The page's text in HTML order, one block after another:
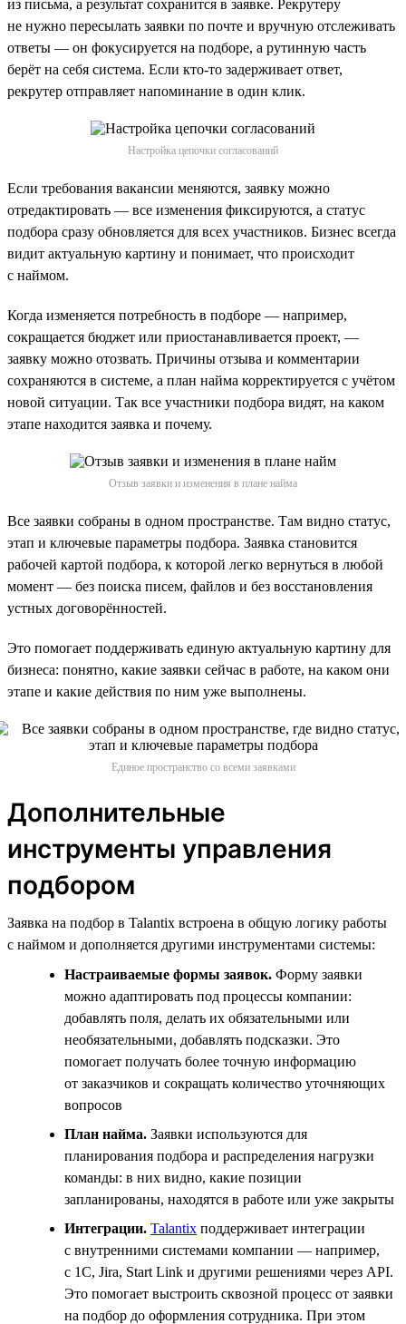
из письма, а результат сохранится в заявке. Рекрутеру
не нужно пересылать заявки по почте и вручную отслеживать
ответы — он фокусируется на подборе, а рутинную часть
берёт на себя система. Если кто-то задерживает ответ,
рекрутер отправляет напоминание в один клик.
Настройка цепочки согласований
Если требования вакансии меняются, заявку можно
отредактировать — все изменения фиксируются, а статус
подбора сразу обновляется для всех участников. Бизнес всегда
видит актуальную картину и понимает, что происходит
с наймом.
Когда изменяется потребность в подборе — например,
сокращается бюджет или приостанавливается проект, —
заявку можно отозвать. Причины отзыва и комментарии
сохраняются в системе, а план найма корректируется с учётом
новой ситуации. Так все участники подбора видят, на каком
этапе находится заявка и почему.
Отзыв заявки и изменения в плане найма
Все заявки собраны в одном пространстве. Там видно статус,
этап и ключевые параметры подбора. Заявка становится
рабочей картой подбора, к которой легко вернуться в любой
момент — без поиска писем, файлов и без восстановления
устных договорённостей.
Это помогает поддерживать единую актуальную картину для
бизнеса: понятно, какие заявки сейчас в работе, на каком они
этапе и какие действия по ним уже выполнены.
Единое пространство со всеми заявками
Дополнительные
инструменты управления
подбором
Заявка на подбор в Talantix встроена в общую логику работы
с наймом и дополняется другими инструментами системы:
Настраиваемые формы заявок. Форму заявки
можно адаптировать под процессы компании:
добавлять поля, делать их обязательными или
необязательными, добавлять подсказки. Это
помогает получать более точную информацию
от заказчиков и сокращать количество уточняющих
вопросов
План найма. Заявки используются для
планирования подбора и распределения нагрузки
команды: в них видно, какие позиции
запланированы, находятся в работе или уже закрыты
Интеграции. Talantix поддерживает интеграции
с внутренними системами компании — например,
с 1С, Jira, Start Link и другими решениями через API.
Это помогает выстроить сквозной процесс от заявки
на подбор до оформления сотрудника. При этом